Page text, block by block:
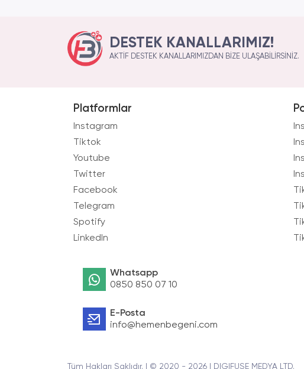
DESTEK KANALLARIMIZ!
AKTIF DESTEK KANALLARIMIZDAN BIZE ULAŞABILIRSINIZ.
Platformlar
Instagram
Tiktok
Youtube
Twitter
Facebook
Telegram
Spotify
LinkedIn
Whatsapp
0850 850 07 10
E-Posta
info@hemenbegeni.com
Tüm Hakları Saklıdır. | © 2020 - 2026 | DIGIFUSE MEDYA LTD.